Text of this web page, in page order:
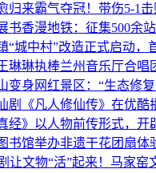
归来霸气夺冠！带伤5-1
书香漫地铁：征集500余
“城中村”改造正式启动，
琳琳执棒兰州音乐厅合唱
变身网红景区：“生态修
剧《凡人修仙传》在优酷
经》以人物前传形式，开
书馆举办非遗干花团扇体
让文物“活”起来！马家窑